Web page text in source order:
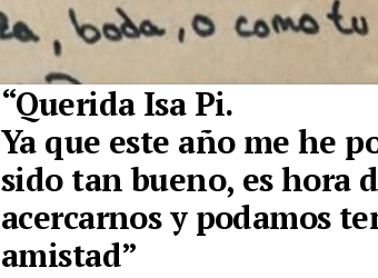
“Querida Isa Pi.
Ya que este año me he
sido tan bueno, es hora
acercarnos y podamos
amistad”